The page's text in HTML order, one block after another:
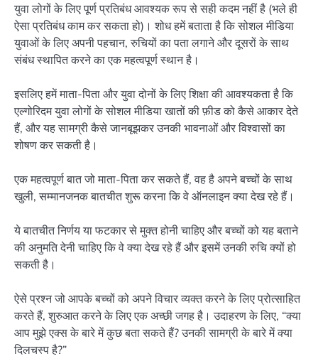
युवा लोगों के लिए पूर्ण प्रतिबंध आवश्यक रूप से सही कदम नहीं है (भले ही
ऐसा प्रतिबंध काम कर सकता हो)। शोध हमें बताता है कि सोशल मीडिया
युवाओं के लिए अपनी पहचान, रुचियों का पता लगाने और दूसरों के साथ
संबंध स्थापित करने का एक महत्वपूर्ण स्थान है।
इसलिए हमें माता-पिता और युवा दोनों के लिए शिक्षा की आवश्यकता है कि
एल्गोरिदम युवा लोगों के सोशल मीडिया खातों की फ़ीड को कैसे आकार देते
हैं, और यह सामग्री कैसे जानबूझकर उनकी भावनाओं और विश्वासों का
शोषण कर सकती है।
एक महत्वपूर्ण बात जो माता-पिता कर सकते हैं, वह है अपने बच्चों के साथ
खुली, सम्मानजनक बातचीत शुरू करना कि वे ऑनलाइन क्या देख रहे हैं।
ये बातचीत निर्णय या फटकार से मुक्त होनी चाहिए और बच्चों को यह बताने
की अनुमति देनी चाहिए कि वे क्या देख रहे हैं और इसमें उनकी रुचि क्यों हो
सकती है।
ऐसे प्रश्न जो आपके बच्चों को अपने विचार व्यक्त करने के लिए प्रोत्साहित
करते हैं, शुरुआत करने के लिए एक अच्छी जगह है। उदाहरण के लिए, “क्या
आप मुझे एक्स के बारे में कुछ बता सकते हैं? उनकी सामग्री के बारे में क्या
दिलचस्प है?”